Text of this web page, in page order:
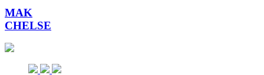
MAK
CHELSE